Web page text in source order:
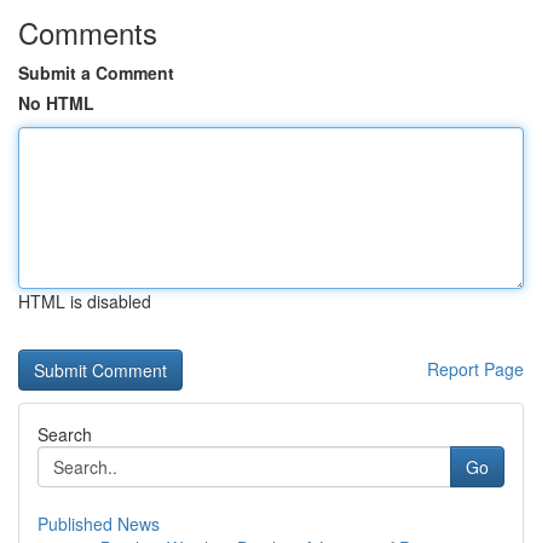
Comments
Submit a Comment
No HTML
HTML is disabled
Report Page
Search
Go
Published News